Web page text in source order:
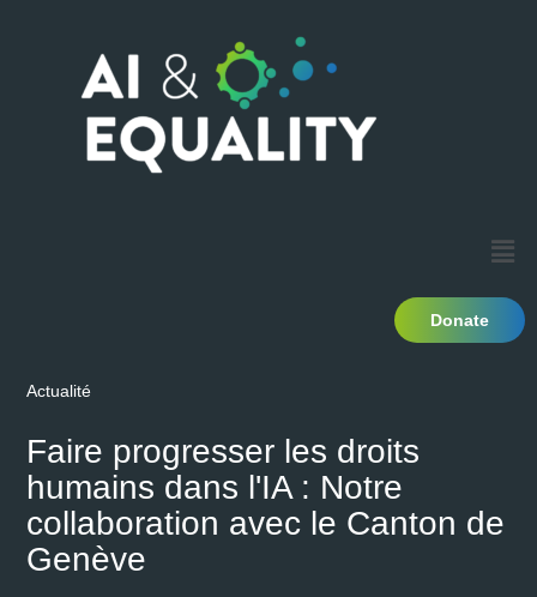
Donate
Actualité
Faire progresser les droits
humains dans l'IA : Notre
collaboration avec le Canton de
Genève